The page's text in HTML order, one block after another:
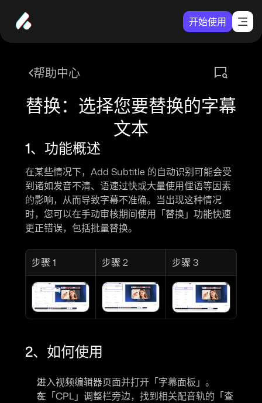
帮助中心
替换：选择您要替换的字幕
文本
1、功能概述
在某些情况下，Add Subtitle 的自动识别可能会受
到诸如发音不清、语速过快或大量使用俚语等因素
的影响，从而导致字幕不准确。当出现这种情况
时，您可以在手动审核期间使用 「替换」 功能快速
更正错误，包括批量替换。
步骤 1 步骤 2 步骤 3
2、如何使用
进入视频编辑器页面并打开「字幕面板」 。
在 「CPL」 调整栏旁边，找到相关配音轨的 「查
开始使用